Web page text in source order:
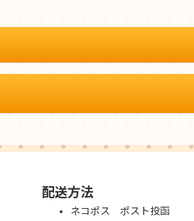
配送方法
ネコポス ポスト投函